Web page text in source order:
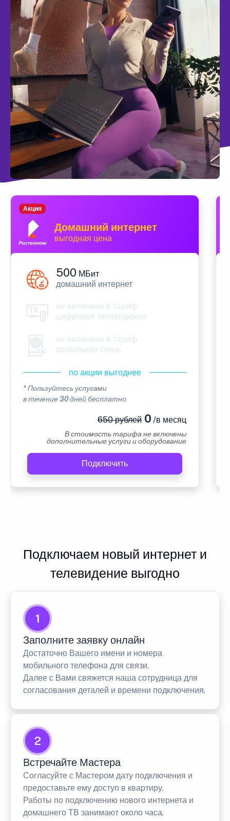
Домашний интернет
выгодная цена
Акция
500 МБит
домашний интернет
не включено в тариф
цифровое телевидение
не включена в тариф
мобильная связь
по акции выгоднее
* Пользуйтесь услугами
в течение 30 дней бесплатно
650 рублей0 /в месяц
В стоимость тарифа не включены
дополнительные услуги и оборудование
Подключить
Подключаем новый интернет и
телевидение выгодно
1
Заполните заявку онлайн
Достаточно Вашего имени и номера
мобильного телефона для связи.
Далее с Вами свяжется наша сотрудница для
согласования деталей и времени подключения.
2
Встречайте Мастера
Согласуйте с Мастером дату подключения и
предоставьте ему доступ в квартиру.
Работы по подключению нового интернета и
домашнего ТВ занимают около часа.